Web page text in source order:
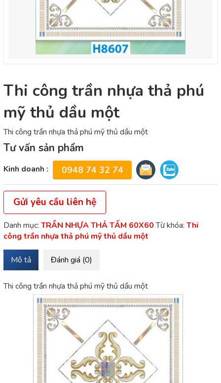
Thi công trần nhựa thả phú
mỹ thủ dầu một
Thi công trần nhựa thả phú mỹ thủ dầu một
Tư vấn sản phẩm
Kinh doanh : 0948 74 32 74
Gửi yêu cầu liên hệ
Danh mục: TRẦN NHỰA THẢ TẤM 60X60 Từ khóa: Thi
công trần nhựa thả phú mỹ thủ dầu một
Mô tả Đánh giá (0)
Thi công trần nhựa thả phú mỹ thủ dầu một